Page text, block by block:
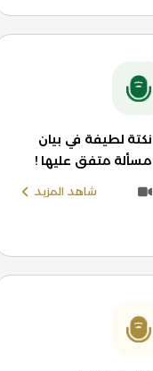
نكتة لطيفة في بيان
مسألة متفق عليها !
شاهد المزيد